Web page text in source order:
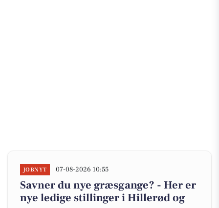
JOBNYT 07-08-2026 10:55
Savner du nye græsgange? - Her er
nye ledige stillinger i Hillerød og